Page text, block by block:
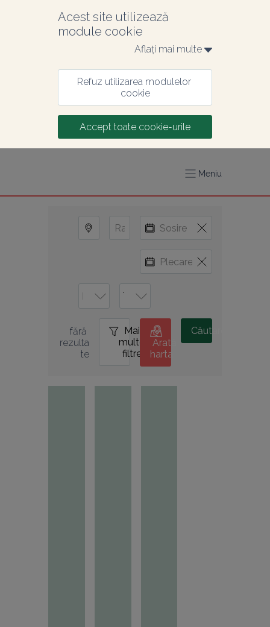
Acest site utilizează
module cookie
Aflați mai multe
Refuz utilizarea modulelor
cookie
Accept toate cookie-urile
Meniu
fără
rezulta
te
Mai
multe
filtre
0
Arată
harta
Căutare